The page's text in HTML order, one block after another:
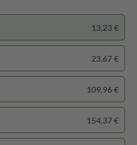
23,67 €
109,96 €
154,37 €
13,23 €